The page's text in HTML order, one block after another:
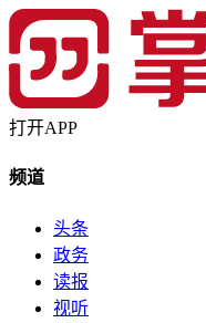
打开APP
频道
头条
政务
读报
视听